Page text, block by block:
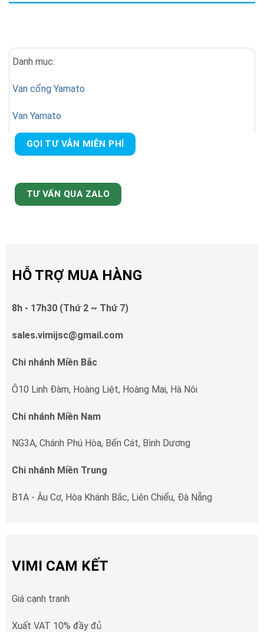
Danh mục:
Van cổng Yamato
Van Yamato
GỌI TƯ VẪN MIỄN PHÍ
TƯ VẤN QUA ZALO
HỖ TRỢ MUA HÀNG
8h - 17h30 (Thứ 2 ~ Thứ 7)
sales.vimijsc@gmail.com
Chi nhánh Miền Bắc
Ô10 Linh Đàm, Hoàng Liệt, Hoàng Mai, Hà Nôi
Chi nhánh Miền Nam
NG3A, Chánh Phú Hòa, Bến Cát, Bình Dương
Chi nhánh Miền Trung
B1A - Âu Cơ, Hòa Khánh Bắc, Liên Chiểu, Đà Nẵng
VIMI CAM KẾT
Giá cạnh tranh
Xuất VAT 10% đầy đủ